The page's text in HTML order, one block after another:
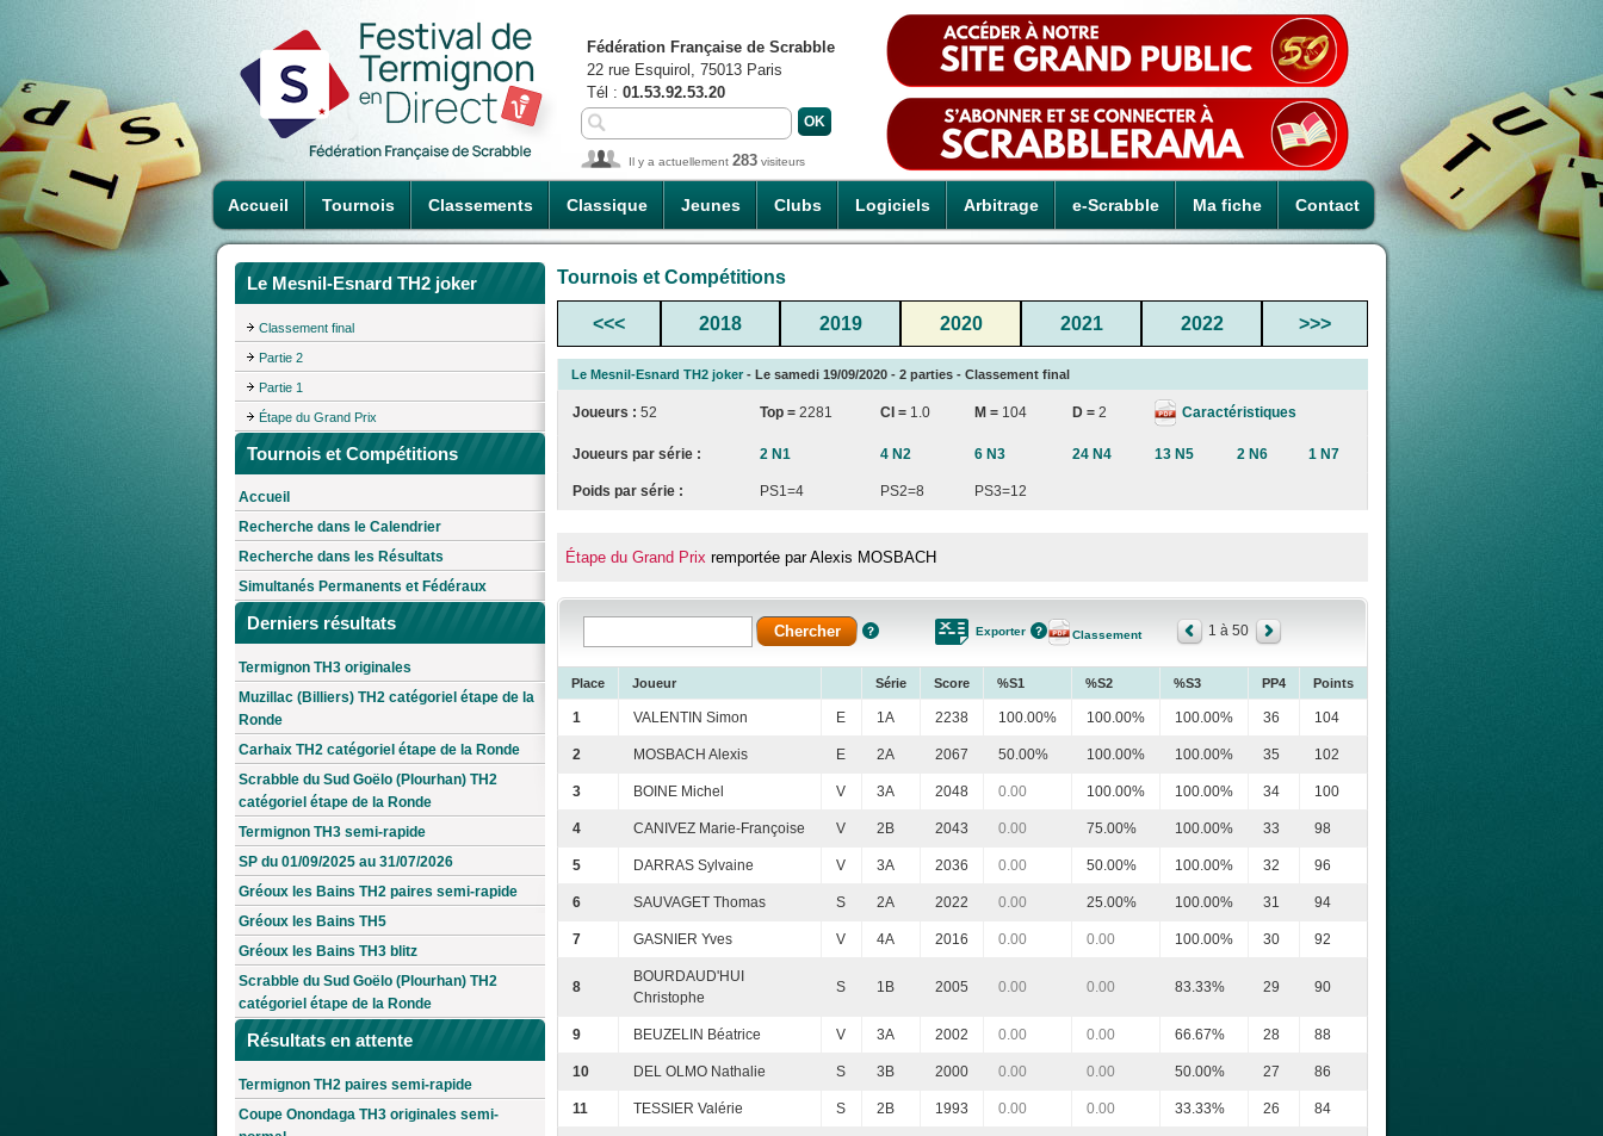
Accueil Tournois Classements Classique Jeunes Clubs Logiciels Arbitrage e-Scrabble Ma fiche Contact
Fédération Française de Scrabble
22 rue Esquirol, 75013 Paris
Tél : 01.53.92.53.20
Il y a actuellement 283 visiteurs
Le Mesnil-Esnard TH2 joker
Classement final
Partie 2
Partie 1
Étape du Grand Prix
Tournois et Compétitions
Accueil
Recherche dans le Calendrier
Recherche dans les Résultats
Simultanés Permanents et Fédéraux
Derniers résultats
Termignon TH3 originales
Muzillac (Billiers) TH2 catégoriel étape de la
Ronde
Carhaix TH2 catégoriel étape de la Ronde
Scrabble du Sud Goëlo (Plourhan) TH2
catégoriel étape de la Ronde
Termignon TH3 semi-rapide
SP du 01/09/2025 au 31/07/2026
Gréoux les Bains TH2 paires semi-rapide
Gréoux les Bains TH5
Gréoux les Bains TH3 blitz
Scrabble du Sud Goëlo (Plourhan) TH2
catégoriel étape de la Ronde
Résultats en attente
Termignon TH2 paires semi-rapide
Coupe Onondaga TH3 originales semi-
Tournois et Compétitions
<<< 2018 2019 2020 2021 2022 >>>
Le Mesnil-Esnard TH2 joker - Le samedi 19/09/2020 - 2 parties - Classement final
Joueurs : 52 Top = 2281 CI = 1.0 M = 104 D = 2 Caractéristiques
Joueurs par série : 2 N1 4 N2 6 N3 24 N4 13 N5 2 N6 1 N7
Poids par série : PS1=4 PS2=8 PS3=12
Étape du Grand Prix remportée par Alexis MOSBACH
Exporter Classement 1 à 50
Place Joueur Série Score %S1 %S2 %S3 PP4 Points
1 VALENTIN Simon E 1A 2238 100.00% 100.00% 100.00% 36 104
2 MOSBACH Alexis E 2A 2067 50.00% 100.00% 100.00% 35 102
3 BOINE Michel V 3A 2048 0.00 100.00% 100.00% 34 100
4 CANIVEZ Marie-Françoise V 2B 2043 0.00 75.00% 100.00% 33 98
5 DARRAS Sylvaine V 3A 2036 0.00 50.00% 100.00% 32 96
6 SAUVAGET Thomas S 2A 2022 0.00 25.00% 100.00% 31 94
7 GASNIER Yves V 4A 2016 0.00 0.00 100.00% 30 92
8
BOURDAUD'HUI
Christophe
S 1B 2005 0.00 0.00 83.33% 29 90
9 BEUZELIN Béatrice V 3A 2002 0.00 0.00 66.67% 28 88
10 DEL OLMO Nathalie S 3B 2000 0.00 0.00 50.00% 27 86
11 TESSIER Valérie S 2B 1993 0.00 0.00 33.33% 26 84